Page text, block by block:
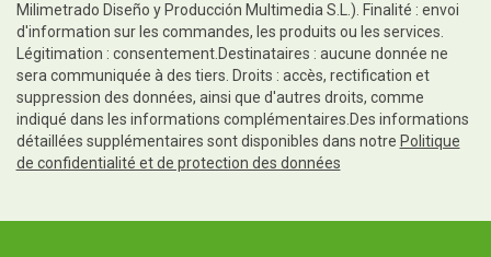
Milimetrado Diseño y Producción Multimedia S.L.). Finalité : envoi
d'information sur les commandes, les produits ou les services.
Légitimation : consentement.Destinataires : aucune donnée ne
sera communiquée à des tiers. Droits : accès, rectification et
suppression des données, ainsi que d'autres droits, comme
indiqué dans les informations complémentaires.Des informations
détaillées supplémentaires sont disponibles dans notre Politique
de confidentialité et de protection des données